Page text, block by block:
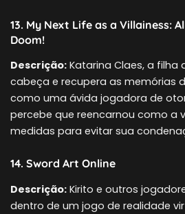
13. My Next Life as a Villainess:
Doom!
Descrição: Katarina Claes, a filha
cabeça e recupera as memórias
como uma ávida jogadora de
percebe que reencarnou como a
medidas para evitar sua
14. Sword Art Online
Descrição: Kirito e outros
dentro de um jogo de realidade